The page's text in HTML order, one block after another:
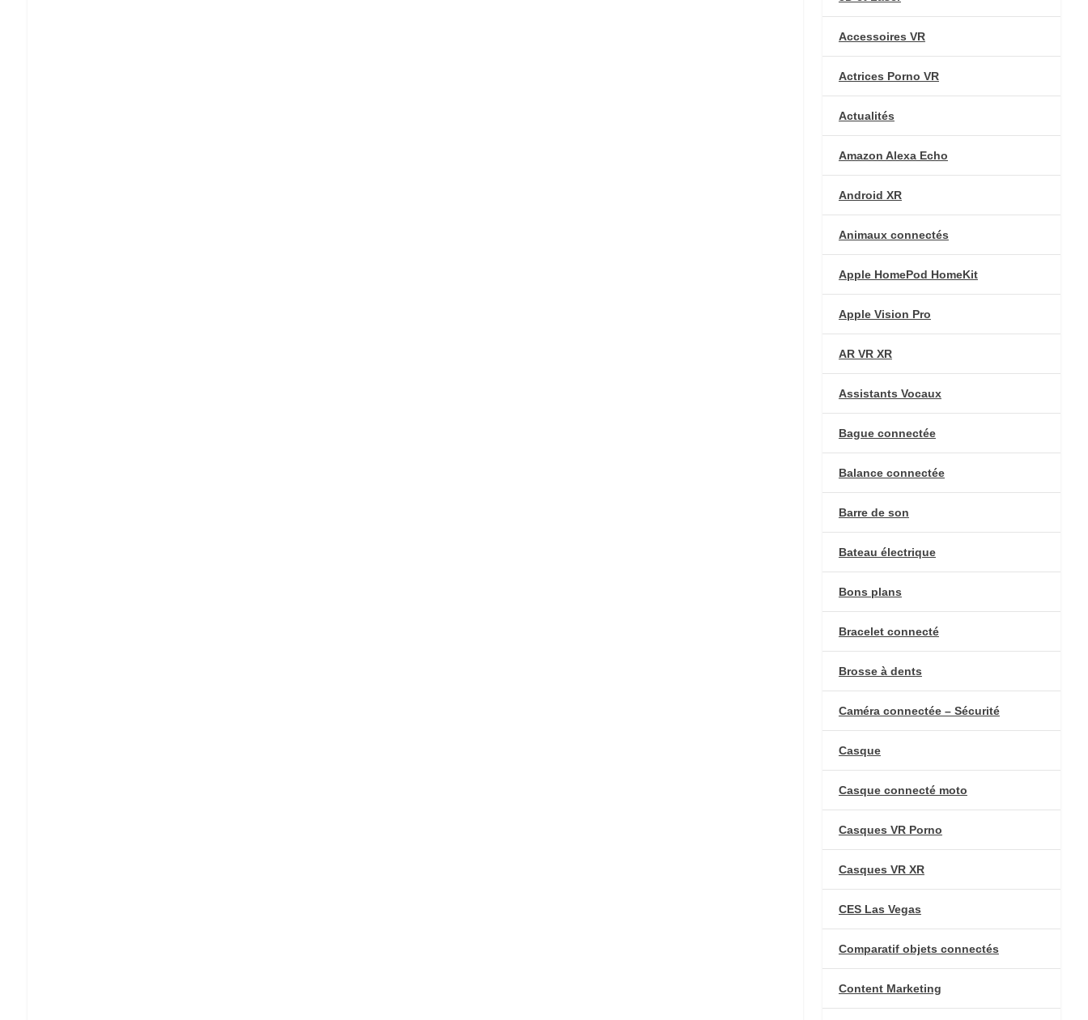
Accessoires VR
Actrices Porno VR
Actualités
Amazon Alexa Echo
Android XR
Animaux connectés
Apple HomePod HomeKit
Apple Vision Pro
AR VR XR
Assistants Vocaux
Bague connectée
Balance connectée
Barre de son
Bateau électrique
Bons plans
Bracelet connecté
Brosse à dents
Caméra connectée – Sécurité
Casque
Casque connecté moto
Casques VR Porno
Casques VR XR
CES Las Vegas
Comparatif objets connectés
Content Marketing